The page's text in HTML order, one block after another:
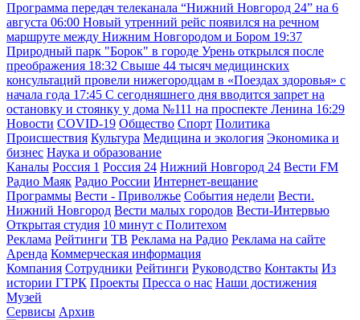
Программа передач телеканала “Нижний Новгород 24” на 6
августа 06:00 Новый утренний рейс появился на речном
маршруте между Нижним Новгородом и Бором 19:37
Природный парк "Борок" в городе Урень открылся после
преображения 18:32 Свыше 44 тысяч медицинских
консультаций провели нижегородцам в «Поездах здоровья» с
начала года 17:45 С сегодняшнего дня вводится запрет на
остановку и стоянку у дома №111 на проспекте Ленина 16:29
Новости COVID-19 Общество Спорт Политика
Происшествия Культура Медицина и экология Экономика и
бизнес Наука и образование
Каналы Россия 1 Россия 24 Нижний Новгород 24 Вести FM
Радио Маяк Радио России Интернет-вещание
Программы Вести - Приволжье События недели Вести.
Нижний Новгород Вести малых городов Вести-Интервью
Открытая студия 10 минут с Политехом
Реклама Рейтинги ТВ Реклама на Радио Реклама на сайте
Аренда Коммерческая информация
Компания Сотрудники Рейтинги Руководство Контакты Из
истории ГТРК Проекты Пресса о нас Наши достижения
Музей
Сервисы Архив